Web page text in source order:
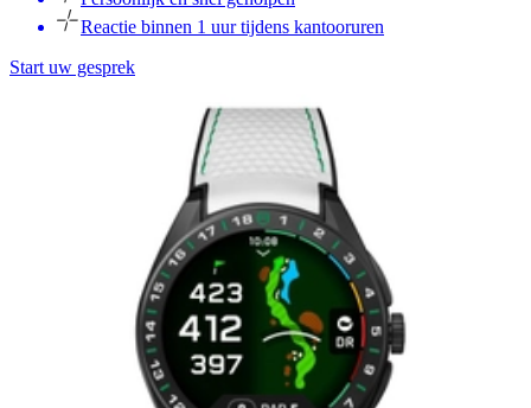
Reactie binnen 1 uur tijdens kantooruren
Start uw gesprek